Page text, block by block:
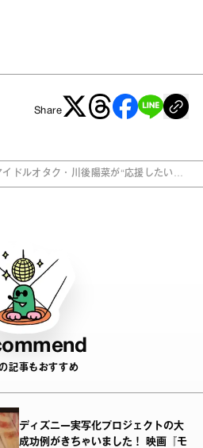
Share
ドルオタク・川後陽菜が“応援したいタ
記事もおすすめ
ディズニー実写化プロジェクトの大
成功例がきちゃいました！ 映画『モ